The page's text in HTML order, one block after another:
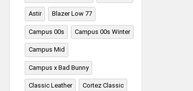
Astir Blazer Low 77
Campus 00s Campus 00s Winter
Campus Mid
Campus x Bad Bunny
Classic Leather Cortez Classic